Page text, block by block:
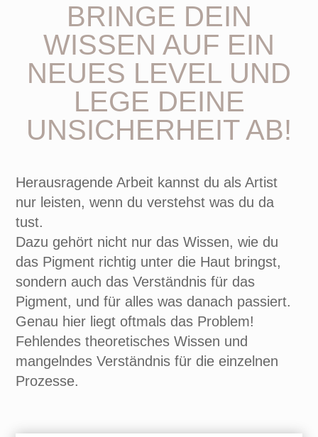
BRINGE DEIN
WISSEN AUF EIN
NEUES LEVEL UND
LEGE DEINE
UNSICHERHEIT AB!
Herausragende Arbeit kannst du als Artist
nur leisten, wenn du verstehst was du da
tust.
Dazu gehört nicht nur das Wissen, wie du
das Pigment richtig unter die Haut bringst,
sondern auch das Verständnis für das
Pigment, und für alles was danach passiert.
Genau hier liegt oftmals das Problem!
Fehlendes theoretisches Wissen und
mangelndes Verständnis für die einzelnen
Prozesse.